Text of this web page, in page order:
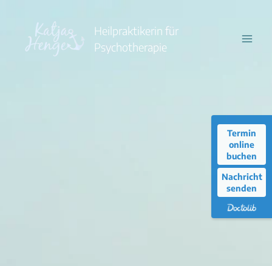
springen
Heilpraktikerin für
Psychotherapie
Termin
online
buchen
Nachricht
senden